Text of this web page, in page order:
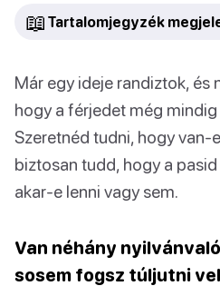
📖 Tartalomjegyzék
Már egy ideje randiztok, és
hogy a férjedet még
Szeretnéd tudni, hogy van-
biztosan tudd, hogy a
akar-e lenni vagy sem.
Van néhány
sosem fogsz túljutni